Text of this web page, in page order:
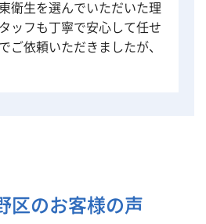
衛生を選んでいただいた理
ッフも丁寧で安心して任せ
ご依頼いただきましたが、
区のお客様の声